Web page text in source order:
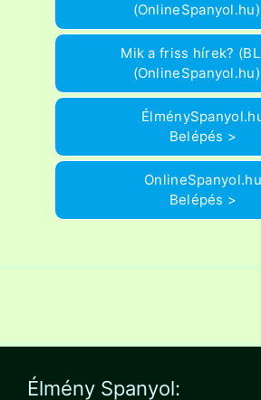
Mik a friss hírek?
Belépés >
OnlineSpanyol.hu
Belépés >
Élmény Spanyol: